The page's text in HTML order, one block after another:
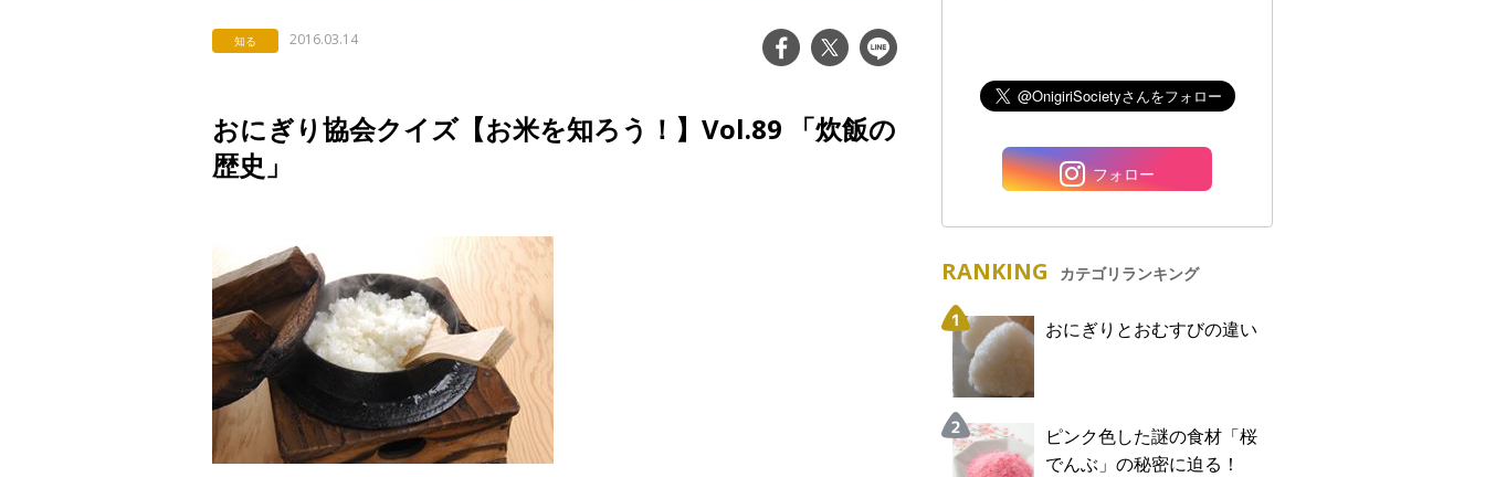
知る 2016.03.14
おにぎり協会クイズ【お米を知ろう！】Vol.89 「炊飯の
歴史」
フォロー
RANKING カテゴリランキング
おにぎりとおむすびの違い
ピンク色した謎の食材「桜
でんぶ」の秘密に迫る！